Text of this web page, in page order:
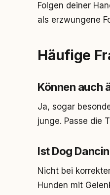
Folgen deiner
als erzwungene
Häufige
Können auch
Ja, sogar
junge. Passe die
Ist Dog
Nicht bei
Hunden mit